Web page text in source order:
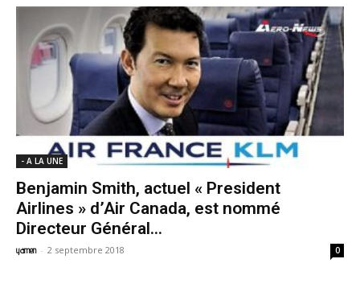
- A LA UNE
Benjamin Smith, actuel « President
Airlines » d’Air Canada, est nommé
Directeur Général...
yamen - 2 septembre 2018 0